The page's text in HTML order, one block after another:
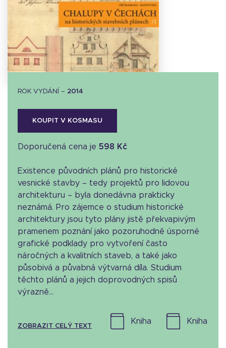
ROK VYDÁNÍ – 2014
KOUPIT V KOSMASU
Doporučená cena je 598 Kč
Existence původních plánů pro historické
vesnické stavby – tedy projektů pro lidovou
architekturu – byla donedávna prakticky
neznámá. Pro zájemce o studium historické
architektury jsou tyto plány jistě překvapivým
pramenem poznání jako pozoruhodně úsporné
grafické podklady pro vytvoření často
náročných a kvalitních staveb, a také jako
působivá a půvabná výtvarná díla. Studium
těchto plánů a jejich doprovodných spisů
výrazně...
ZOBRAZIT CELÝ TEXT
kniha kniha